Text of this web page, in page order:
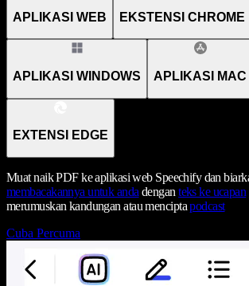
APLIKASI WEB EKSTENSI CHROME
APLIKASI WINDOWS APLIKASI MAC
EXTENSI EDGE
Muat naik PDF ke aplikasi web Speechify dan
membacakannya untuk anda denganteks ke ucapan
merumuskan kandungan atau menciptapodcast
Cuba Percuma